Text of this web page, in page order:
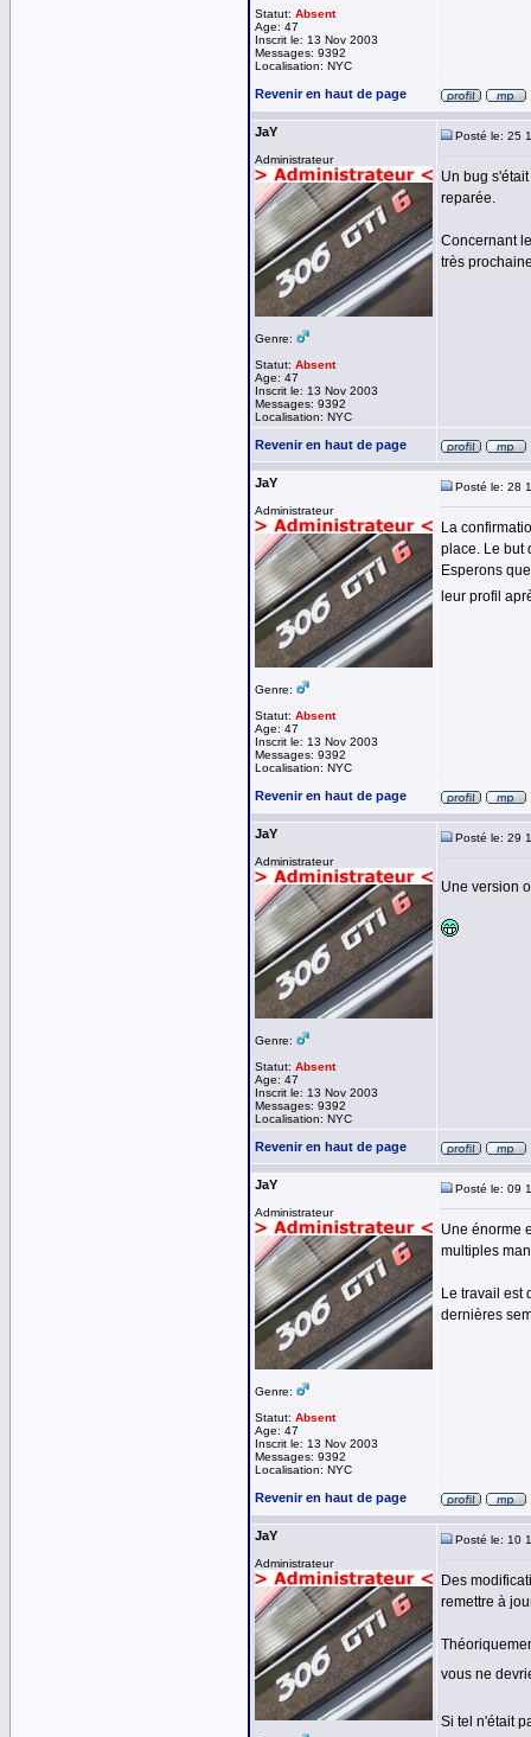
Statut: Absent
Age: 47
Inscrit le: 13 Nov 2003
Messages: 9392
Localisation: NYC
Revenir en haut de page
JaY
Administrateur
Genre:
Statut: Absent
Age: 47
Inscrit le: 13 Nov 2003
Messages: 9392
Localisation: NYC
Posté le: 25
Un bug
reparée.
Concernant
très
Revenir en haut de page
JaY
Administrateur
Genre:
Statut: Absent
Age: 47
Inscrit le: 13 Nov 2003
Messages: 9392
Localisation: NYC
Posté le: 28
La
place. Le but
Esperons
leur profil
Revenir en haut de page
JaY
Administrateur
Genre:
Statut: Absent
Age: 47
Inscrit le: 13 Nov 2003
Messages: 9392
Localisation: NYC
Posté le: 29
Une version
Revenir en haut de page
JaY
Administrateur
Genre:
Statut: Absent
Age: 47
Inscrit le: 13 Nov 2003
Messages: 9392
Localisation: NYC
Posté le: 09
Une énorme
multiples
Le travail est
dernières
Revenir en haut de page
JaY
Administrateur
Posté le: 10
Des
remettre à
vous ne
Si tel n'était